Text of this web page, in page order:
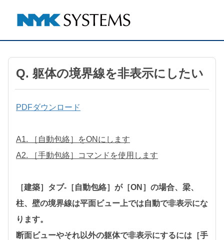
Q. 躯体の境界線を非表示にしたい
PDFダウンロード
A1. ［自動包絡］をONにします
A2. ［手動包絡］コマンドを使用します
［建築］タブ-［自動包絡］が［ON］の場合、梁、
柱、壁の境界線は平面ビュー上では自動で非表示にな
ります。
断面ビューやそれ以外の躯体で非表示にするには［手